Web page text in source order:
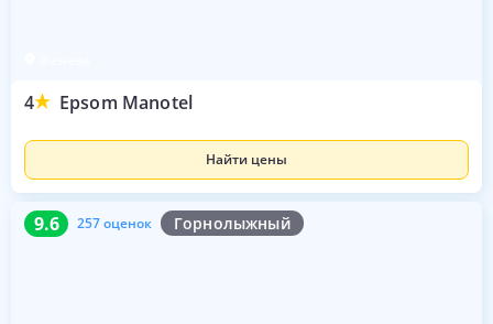
4 Epsom Manotel
Найти цены
9.6 257 оценок Горнолыжный
9.6 257 оценок